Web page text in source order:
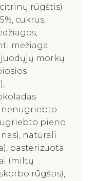
rūgštis)
cukrus,
mežiaga
juodųjų morkų
nenugriebto
pieno
natūrali
pasterizuota
(miltų
rūgštis),